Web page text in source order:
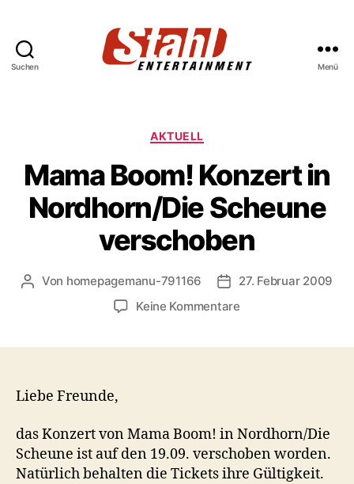
Suchen Menü
Kategorien
AKTUELL
Mama Boom! Konzert in
Nordhorn/Die Scheune
verschoben
Beitragsautor
Von homepagemanu-791166
27. Februar 2009
Keine Kommentarezu
verschoben
Liebe Freunde,
das Konzert von Mama Boom! in Nordhorn/Die
Scheune ist auf den 19.09. verschoben worden.
Natürlich behalten die Tickets ihre Gültigkeit.